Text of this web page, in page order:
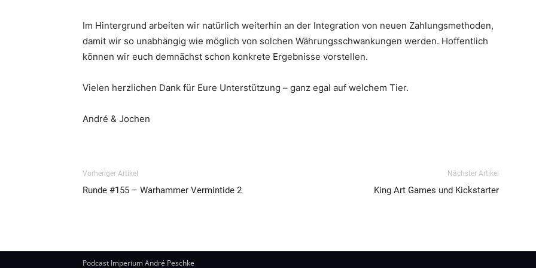
Im Hintergrund arbeiten wir natürlich weiterhin an der Integration von neuen Zahlungsmethoden,
damit wir so unabhängig wie möglich von solchen Währungsschwankungen werden. Hoffentlich
können wir euch demnächst schon konkrete Ergebnisse vorstellen.
Vielen herzlichen Dank für Eure Unterstützung – ganz egal auf welchem Tier.
André & Jochen
Vorheriger Artikel
Runde #155 – Warhammer Vermintide 2
Nächster Artikel
King Art Games und Kickstarter
Podcast Imperium André Peschke